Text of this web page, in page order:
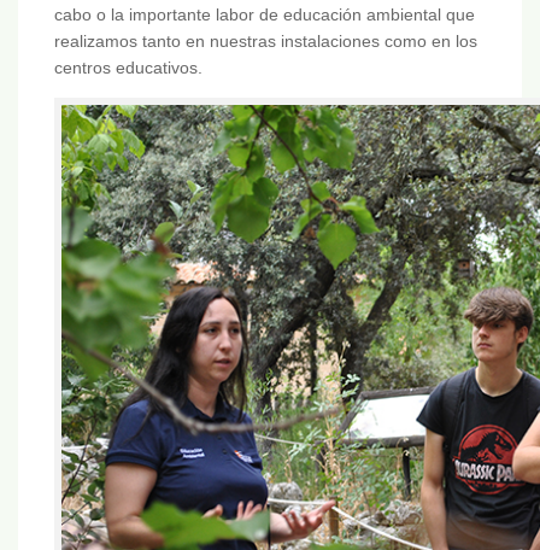
cabo o la importante labor de educación ambiental que
realizamos tanto en nuestras instalaciones como en los
centros educativos.